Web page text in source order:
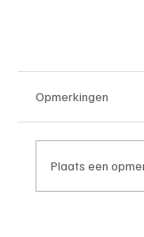
Opmerkingen
Plaats een